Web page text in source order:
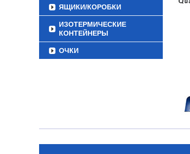
ЯЩИКИ/КОРОБКИ
ИЗОТЕРМИЧЕСКИЕ
КОНТЕЙНЕРЫ
ОЧКИ